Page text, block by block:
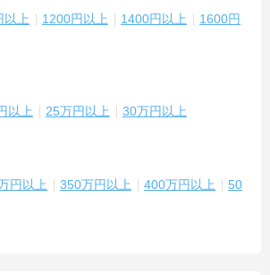
以上 1200円以上 1400円以上
1600円
以上 25万円以上 30万円以上
円以上 350万円以上 400万円以上
50